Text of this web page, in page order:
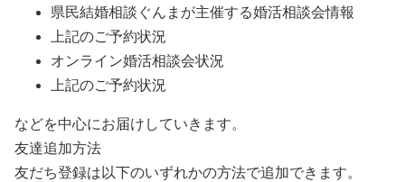
県民結婚相談ぐんまが主催する婚活相談会情報
上記のご予約状況
オンライン婚活相談会状況
上記のご予約状況
などを中心にお届けしていきます。
友達追加方法
友だち登録は以下のいずれかの方法で追加できます。